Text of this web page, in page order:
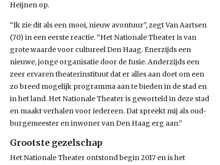
Heijnen op.
“Ik zie dit als een mooi, nieuw avontuur”, zegt Van Aartsen
(70) in een eerste reactie. “Het Nationale Theater is van
grote waarde voor cultureel Den Haag. Enerzijds een
nieuwe, jonge organisatie door de fusie. Anderzijds een
zeer ervaren theaterinstituut dat er alles aan doet om een
zo breed mogelijk programma aan te bieden in de stad en
in het land. Het Nationale Theater is geworteld in deze stad
en maakt verhalen voor iedereen. Dat spreekt mij als oud-
burgemeester en inwoner van Den Haag erg aan.”
Grootste gezelschap
Het Nationale Theater ontstond begin 2017 en is het